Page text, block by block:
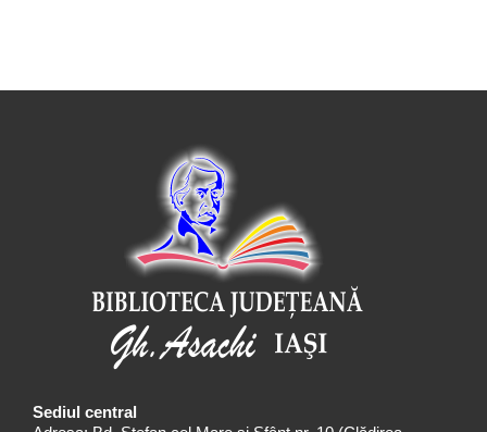
Sediul central